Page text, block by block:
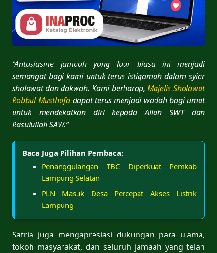
“Antusiasme jamaah yang luar biasa ini menjadi
semangat bagi kami untuk terus istiqamah dalam syiar
sholawat dan dakwah. Kami berharap,Majelis Sholawat
Robbul Musthofadapat terus menjadi wadah bagi umat
untuk mendekatkan diri kepada Allah SWT dan
Rasulullah SAW.”
Baca Juga Pilihan Pembaca:
Penanggulangan TBC Diperkuat Pemkab
Lampung Selatan
PLN Masuk Desa Percepat Akses Listrik
Lampung
Satria juga mengapresiasi dukungan para ulama,
tokoh masyarakat, dan seluruh jamaah yang telah